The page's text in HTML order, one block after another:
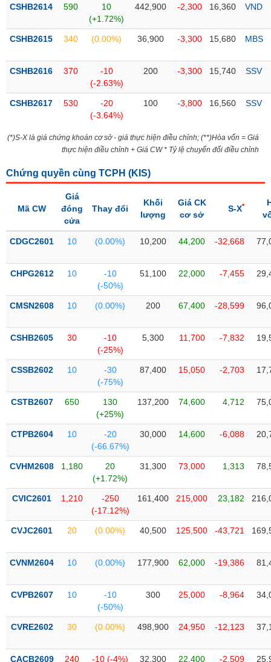
Danh
ETF
phiếu
tiết
Tài
tích
kỹ
Hồ
doanh
nghiệp
Tin
tức
kiện
liệu
Tâm
lý
trường
CSHB2614 590
10
(+1.72%)
442,900 -2,300 16,360 VND
CSHB2615 340 (0.00%) 36,900 -3,300 15,680 MBS
CSHB2616 370
-10
(-2.63%)
200 -3,300 15,740 SSV
CSHB2617 530
-20
(-3.64%)
100 -3,800 16,560 SSV
(*)S-X là giá chứng khoán cơ sở - giá thực hiện điều chỉnh; (**)Hòa vốn = Giá
thực hiện điều chỉnh + Giá CW * Tỷ lệ chuyển đổi điều chỉnh
Chứng quyền cùng TCPH (KIS)
Mã CW
Giá
đóng
cửa
Thay đổi
Khối
lượng
Giá CK
cơ sở
S-X*
CDGC2601 10 (0.00%) 10,200 44,200 -32,668
CHPG2612 10
-10
(-50%)
51,100 22,000 -7,455
CMSN2608 10 (0.00%) 200 67,400 -28,599
CSHB2605 30
-10
(-25%)
5,300 11,700 -7,832
CSSB2602 10
-30
(-75%)
87,400 15,050 -2,703
CSTB2607 650
130
(+25%)
137,200 74,600 4,712
CTPB2604 10
-20
(-66.67%)
30,000 14,600 -6,088
CVHM2608 1,180
20
(+1.72%)
31,300 73,000 1,313
CVIC2601 1,210
-250
(-17.12%)
161,400 215,000 23,182
CVJC2601 20 (0.00%) 40,500 125,500 -43,721
CVNM2604 10 (0.00%) 177,900 62,000 -19,386
CVPB2607 10
-10
(-50%)
300 25,000 -8,964
CVRE2602 30 (0.00%) 498,900 24,950 -12,123
CACB2609 240 -10 (-4%) 32,300 22,400 -2,509
LIỆU
MỚI
Ngành
(-)
SECTOR
NĂNG
NGUYÊN
LIỆU
CÔNG
TIÊU
KHÔNG
YẾU
TIÊU
DÙNG
YẾU
CHĂM